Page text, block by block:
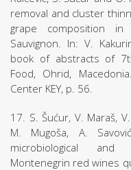
removal and cluster
grape composition in
Sauvignon. In: V.
book of abstracts of
Food, Ohrid,
Center KEY, p. 56.
17. S. Šućur, V. Maraš,
M. Mugoša, A.
microbiological and
Montenegrin red wines